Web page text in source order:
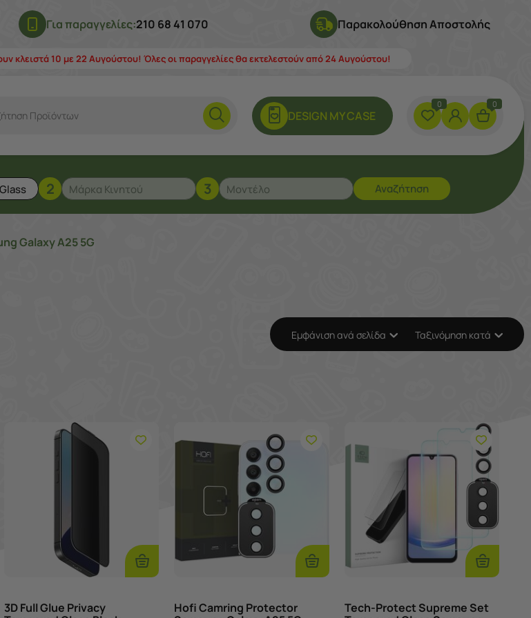
Για παραγγελίες:210 68 41 070 Παρακολούθηση Αποστολής
κλειστά 10 με 22 Αυγούστου! Όλες οι παραγγελίες θα εκτελεστούν από 24 Αυγούστου!
DESIGN ΜY CASE
0 0
2 3 Αναζήτηση
Galaxy A25 5G
Εμφάνιση ανά σελίδα Ταξινόμηση κατά
Προσθήκη
Στο
Καλάθι
3D Full Glue Privacy
Προσθήκη
Στο
Καλάθι
Hofi Camring Protector
Στο
Καλάθι
Tech-Protect Supreme Set